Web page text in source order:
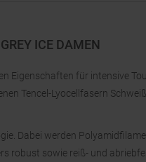
ICE DAMEN
Eigenschaften für intensive
Tencel-Lyocellfasern Schweiß
Dabei werden
robust sowie reiß- und